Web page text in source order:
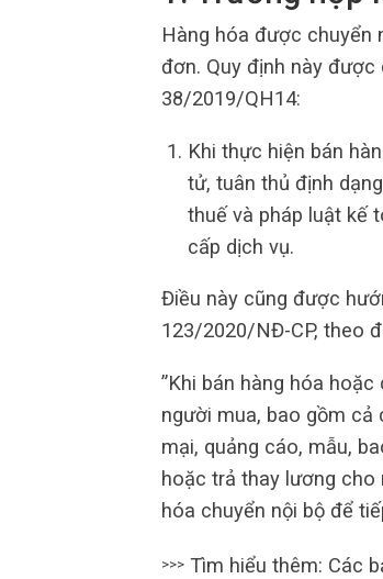
Hàng hóa được chuyển
đơn. Quy định này
38/2019/QH14:
Khi thực hiện bán
tử, tuân thủ định
thuế và pháp luật kế
cấp dịch vụ.
Điều này cũng được
123/2020/NĐ-CP, theo
”Khi bán hàng hóa
người mua, bao gồm cả
mại, quảng cáo, mẫu,
hoặc trả thay lương cho
hóa chuyển nội bộ để
>>> Tìm hiểu thêm: Các